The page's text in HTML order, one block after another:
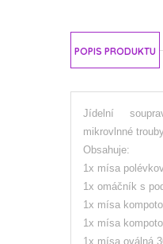
POPIS PRODUKTU
Jídelní
mikrovlnné
Obsahuje:
1x mísa
1x omáčník s
1x mísa
1x mísa
1x mísa oválná